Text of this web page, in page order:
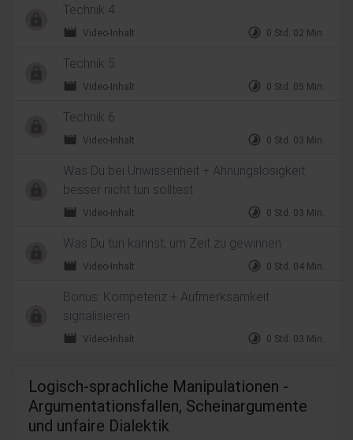
Technik 4
movie Video-Inhalt timelapse 0 Std. 02 Min.
Technik 5
movie Video-Inhalt timelapse 0 Std. 05 Min.
Technik 6
movie Video-Inhalt timelapse 0 Std. 03 Min.
Was Du bei Unwissenheit + Ahnungslosigkeit
besser nicht tun solltest
movie Video-Inhalt timelapse 0 Std. 03 Min.
Was Du tun kannst, um Zeit zu gewinnen
movie Video-Inhalt timelapse 0 Std. 04 Min.
Bonus: Kompetenz + Aufmerksamkeit
signalisieren
movie Video-Inhalt timelapse 0 Std. 03 Min.
Logisch-sprachliche Manipulationen -
Argumentationsfallen, Scheinargumente
und unfaire Dialektik